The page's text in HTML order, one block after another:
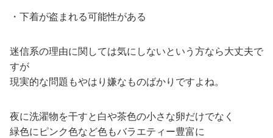
・下着が盗まれる可能性がある
迷信系の理由に関しては気にしないという方なら大丈夫で
すが
現実的な問題もやはり嫌なものばかりですよね。
夜に洗濯物を干すと白や茶色の小さな卵だけでなく
緑色にピンク色など色もバラエティー豊富に